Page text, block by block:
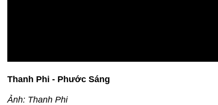
Thanh Phi - Phước Sáng
Ảnh: Thanh Phi